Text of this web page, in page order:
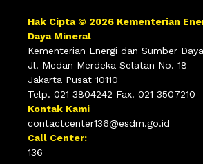
Hak Cipta © 2026 Kementerian
Daya Mineral
Kementerian Energi dan Sumber
Jl. Medan Merdeka Selatan No. 18
Jakarta Pusat 10110
Telp. 021 3804242 Fax. 021 3507210
Kontak Kami
contactcenter136@esdm.go.id
Call Center:
136